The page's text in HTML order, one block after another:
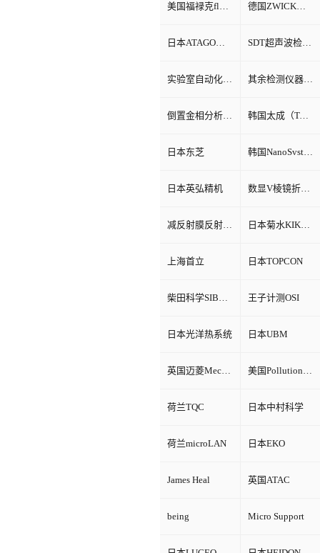
美国福禄克fluke 德国ZWICK兹韦克
日本ATAGO（爱宕）折光仪 SDT超声波检测仪
实验室自动化系统 其余检测仪器设备
倒置金相分析显微镜 韩国太成（TAE SUNG）
日本东芝 韩国NanoSvstem
日本英弘精机 数显V棱镜折射率测试仪
减反射膜反射比智能测试仪 日本菊水KIKUSUI
上海首立 日本TOPCON
柴田科学SIBATA 王子计测OSI
日本光洋热系统 日本UBM
英国迈菱Mecmesin 美国Pollution Control Products
荷兰TQC 日本中村科学
荷兰microLAN 日本EKO
James Heal 英国ATAC
being Micro Support